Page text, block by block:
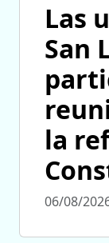
Las
San
la
06/08/